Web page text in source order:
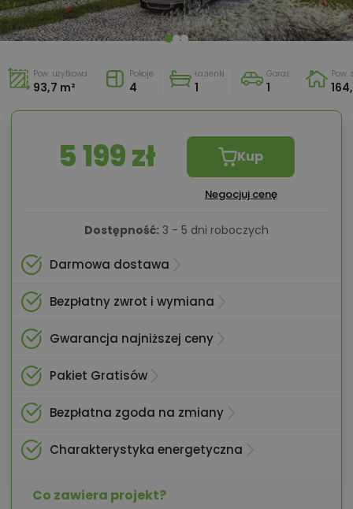
Pow. użytkowa
93,7 m²
Pokoje
4
Łazienki
1
Garaż
1
Pow.
5 199 zł Kup
Negocjuj cenę
Dostępność: 3 - 5 dni roboczych
Darmowa dostawa
Bezpłatny zwrot i wymiana
Gwarancja najniższej ceny
Pakiet Gratisów
Bezpłatna zgoda na zmiany
Charakterystyka energetyczna
Co zawiera projekt?